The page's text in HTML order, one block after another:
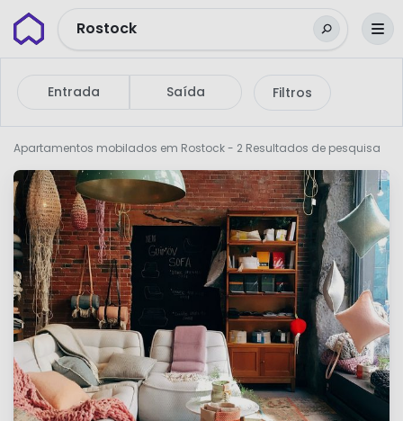
WunderflatsRostock
Entrada Saída Filtros
Apartamentos mobilados em Rostock- 2 Resultados de pesquisa